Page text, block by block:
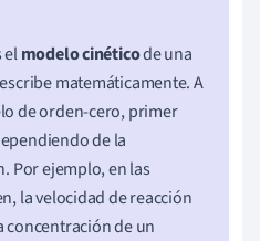
elmodelo cinéticode una
matemáticamente. A
de orden-cero, primer
de la
Por ejemplo, en las
la velocidad de reacción
concentración de un